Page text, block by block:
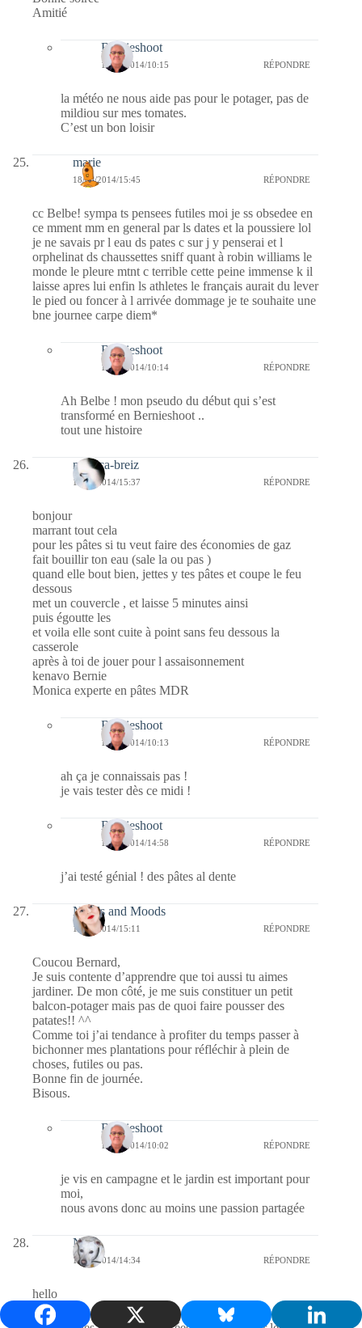
Amitié
Bernieshoot
19/08/2014/10:15 RÉPONDRE
la météo ne nous aide pas pour le potager, pas de
mildiou sur mes tomates.
C’est un bon loisir
marie
18/08/2014/15:45 RÉPONDRE
cc Belbe! sympa ts pensees futiles moi je ss obsedee en
ce mment mm en general par ls dates et la poussiere lol
je ne savais pr l eau ds pates c sur j y penserai et l
orphelinat ds chaussettes sniff quant à robin williams le
monde le pleure mtnt c terrible cette peine immense k il
laisse apres lui enfin ls athletes le français aurait du lever
le pied ou foncer à l arrivée dommage je te souhaite une
bne journee carpe diem*
Bernieshoot
19/08/2014/10:14 RÉPONDRE
Ah Belbe ! mon pseudo du début qui s’est
transformé en Bernieshoot ..
tout une histoire
monica-breiz
18/08/2014/15:37 RÉPONDRE
bonjour
marrant tout cela
pour les pâtes si tu veut faire des économies de gaz
fait bouillir ton eau (sale la ou pas )
quand elle bout bien, jettes y tes pâtes et coupe le feu
dessous
met un couvercle , et laisse 5 minutes ainsi
puis égoutte les
et voila elle sont cuite à point sans feu dessous la
casserole
après à toi de jouer pour l assaisonnement
kenavo Bernie
Monica experte en pâtes MDR
Bernieshoot
19/08/2014/10:13 RÉPONDRE
ah ça je connaissais pas !
je vais tester dès ce midi !
Bernieshoot
19/08/2014/14:58 RÉPONDRE
j’ai testé génial ! des pâtes al dente
Needs and Moods
18/08/2014/15:11 RÉPONDRE
Coucou Bernard,
Je suis contente d’apprendre que toi aussi tu aimes
jardiner. De mon côté, je me suis constituer un petit
balcon-potager mais pas de quoi faire pousser des
patates!! ^^
Comme toi j’ai tendance à profiter du temps passer à
bichonner mes plantations pour réfléchir à plein de
choses, futiles ou pas.
Bonne fin de journée.
Bisous.
Bernieshoot
19/08/2014/10:02 RÉPONDRE
je vis en campagne et le jardin est important pour
moi,
nous avons donc au moins une passion partagée
Nays
18/08/2014/14:34 RÉPONDRE
hello